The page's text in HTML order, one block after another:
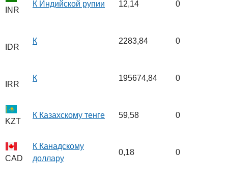
INR
К Индийской рупии 12,14 0
IDR
К 2283,84 0
IRR
К 195674,84 0
KZT
К Казахскому тенге 59,58 0
CAD
К Канадскому
доллару
0,18 0